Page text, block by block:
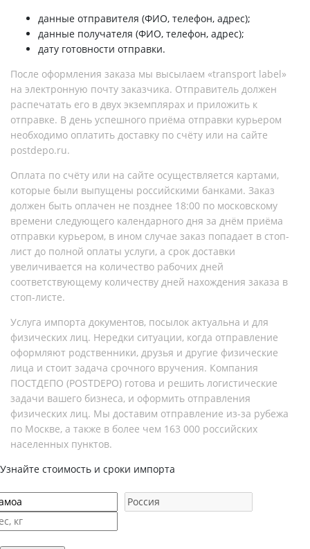
данные отправителя (ФИО, телефон, адрес);
данные получателя (ФИО, телефон, адрес);
дату готовности отправки.
После оформления заказа мы высылаем «transport label»
на электронную почту заказчика. Отправитель должен
распечатать его в двух экземплярах и приложить к
отправке. В день успешного приёма отправки курьером
необходимо оплатить доставку по счёту или на сайте
postdepo.ru.
Оплата по счёту или на сайте осуществляется картами,
которые были выпущены российскими банками. Заказ
должен быть оплачен не позднее 18:00 по московскому
времени следующего календарного дня за днём приёма
отправки курьером, в ином случае заказ попадает в стоп-
лист до полной оплаты услуги, а срок доставки
увеличивается на количество рабочих дней
соответствующему количеству дней нахождения заказа в
стоп-листе.
Услуга импорта документов, посылок актуальна и для
физических лиц. Нередки ситуации, когда отправление
оформляют родственники, друзья и другие физические
лица и стоит задача срочного вручения. Компания
ПОСТДЕПО (POSTDEPO) готова и решить логистические
задачи вашего бизнеса, и оформить отправления
физических лиц. Мы доставим отправление из-за рубежа
по Москве, а также в более чем 163 000 российских
населенных пунктов.
Узнайте стоимость и сроки импорта